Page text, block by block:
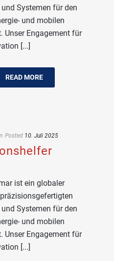
Systemen für den
und mobilen
Unser Engagement für
[...]
READ MORE
Posted 10. Juli 2025
ist ein globaler
Systemen für den
und mobilen
Unser Engagement für
[...]